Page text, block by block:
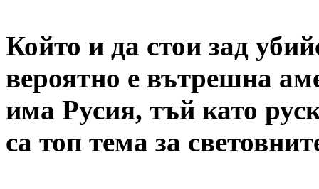
Който и да стои зад
вероятно е вътрешна
има Русия, тъй като
са топ тема за